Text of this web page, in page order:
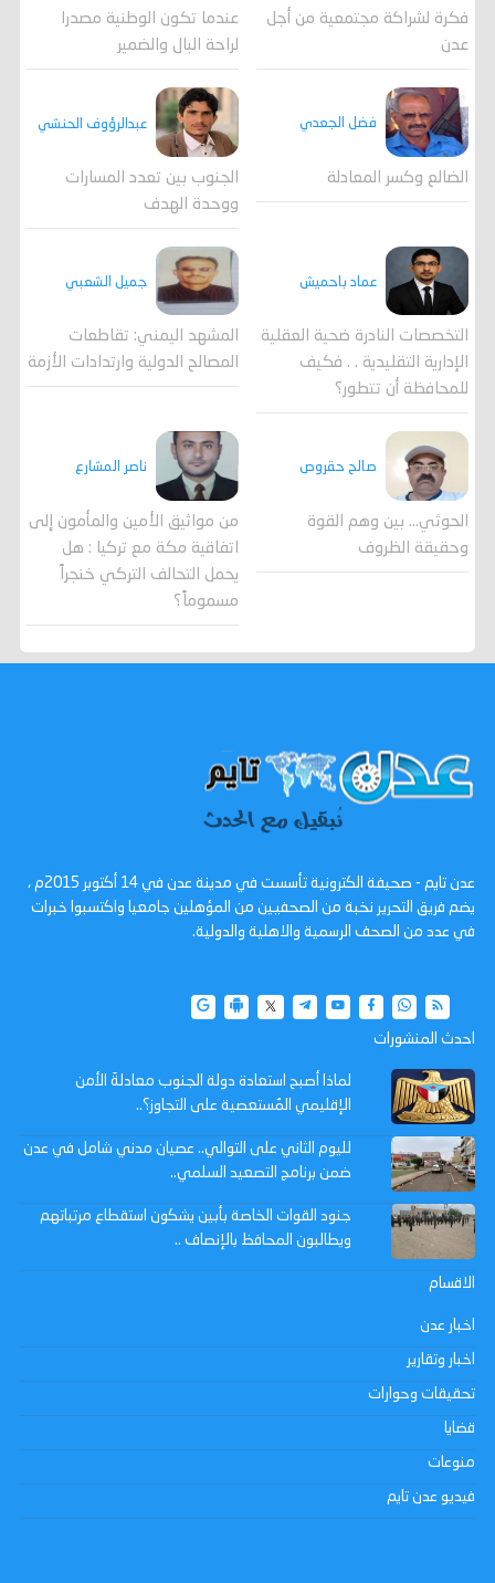
فكرة لشراكة مجتمعية من أجل
عدن
عندما تكون الوطنية مصدرا
لراحة البال والضمير
فضل الجعدي
الضالع وكسر المعادلة
عبدالرؤوف الحنشي
الجنوب بين تعدد المسارات
ووحدة الهدف
عماد باحميش
التخصصات النادرة ضحية العقلية
الإدارية التقليدية . . فكيف
للمحافظة أن تتطور؟
جميل الشعبي
المشهد اليمني: تقاطعات
المصالح الدولية وارتدادات الأزمة
صالح حقروص
الحوثي... بين وهم القوة
وحقيقة الظروف
ناصر المشارع
من مواثيق الأمين والمأمون إلى
اتفاقية مكة مع تركيا : هل
يحمل التحالف التركي خنجراً
مسموماً؟
عدن تايم - صحيفة الكترونية تأسست في مدينة عدن في 14 أكتوبر 2015م ،
يضم فريق التحرير نخبة من الصحفيين من المؤهلين جامعيا واكتسبوا خبرات
في عدد من الصحف الرسمية والاهلية والدولية.
احدث المنشورات
لماذا أصبح استعادة دولة الجنوب معادلةَ الأمن
الإقليمي المُستعصية على التجاوز؟..
لليوم الثاني على التوالي.. عصيان مدني شامل في عدن
ضمن برنامج التصعيد السلمي..
جنود القوات الخاصة بأبين يشكون استقطاع مرتباتهم
ويطالبون المحافظ بالإنصاف ..
الاقسام
اخبار عدن
اخبار وتقارير
تحقيقات وحوارات
قضايا
منوعات
فيديو عدن تايم